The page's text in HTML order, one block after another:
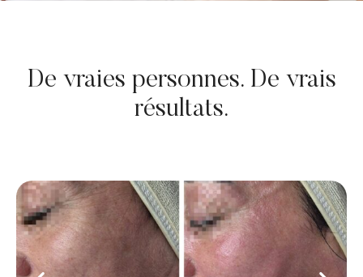
De vraies personnes. De vrais
résultats.